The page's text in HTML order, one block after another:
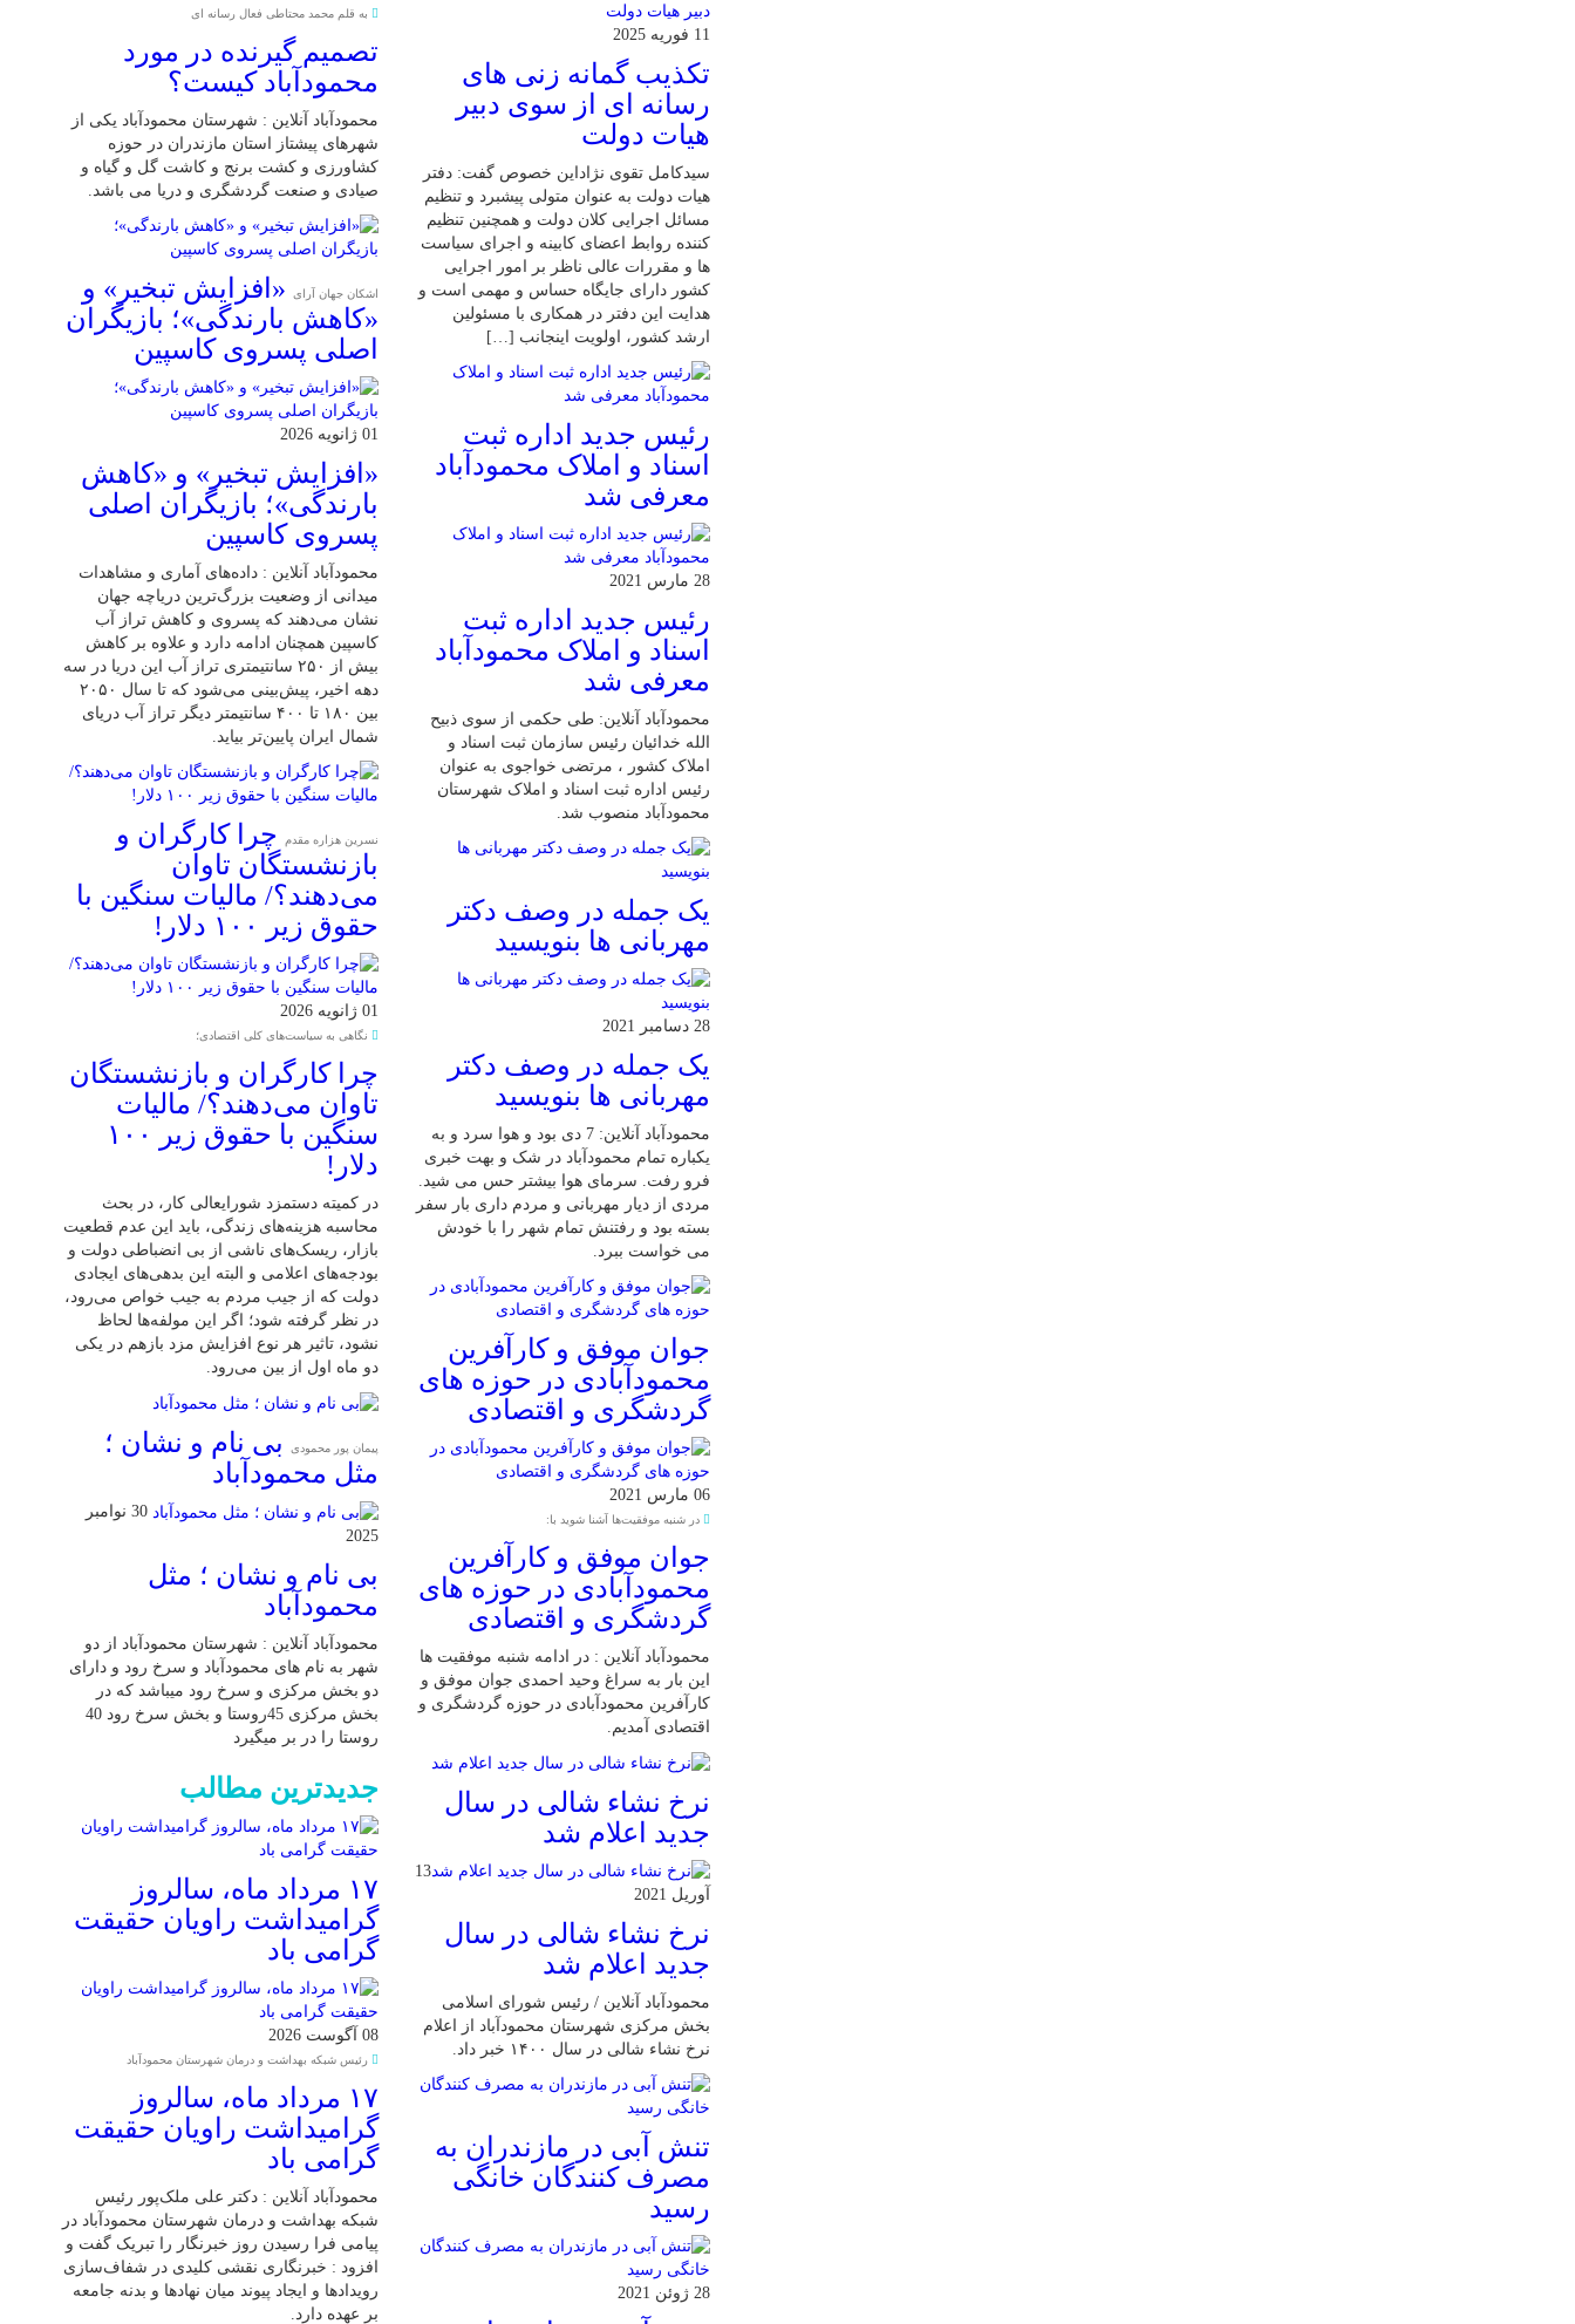
11 فوریه 2025
تکذیب گمانه زنی های
رسانه ای از سوی دبیر
هیات دولت
سیدکامل تقوی نژاداین خصوص گفت: دفتر
هیات دولت به عنوان متولی پیشبرد و تنظیم
مسائل اجرایی کلان دولت و همچنین تنظیم
کننده روابط اعضای کابینه و اجرای سیاست
ها و مقررات عالی ناظر بر امور اجرایی
کشور دارای جایگاه حساس و مهمی است و
هدایت این دفتر در همکاری با مسئولین
ارشد کشور، اولویت اینجانب […]
رئیس جدید اداره ثبت
اسناد و املاک محمودآباد
معرفی شد
28 مارس 2021
رئیس جدید اداره ثبت
اسناد و املاک محمودآباد
معرفی شد
محمودآباد آنلاین: طی حکمی از سوی ذبیح
الله خدائیان رئیس سازمان ثبت اسناد و
املاک کشور ، مرتضی خواجوی به عنوان
رئیس اداره ثبت اسناد و املاک شهرستان
محمودآباد منصوب شد.
یک جمله در وصف دکتر
مهربانی ها بنویسید
28 دسامبر 2021
یک جمله در وصف دکتر
مهربانی ها بنویسید
محمودآباد آنلاین: 7 دی بود و هوا سرد و به
یکباره تمام محمودآباد در شک و بهت خبری
فرو رفت. سرمای هوا بیشتر حس می شید.
مردی از دیار مهربانی و مردم داری بار سفر
بسته بود و رفتنش تمام شهر را با خودش
می خواست ببرد.
جوان موفق و کارآفرین
محمودآبادی در حوزه های
گردشگری و اقتصادی
06 مارس 2021
در شنبه موفقیت‌ها آشنا شوید با:
جوان موفق و کارآفرین
محمودآبادی در حوزه های
گردشگری و اقتصادی
محمودآباد آنلاین : در ادامه شنبه موفقیت ها
این بار به سراغ وحید احمدی جوان موفق و
کارآفرین محمودآبادی در حوزه گردشگری و
اقتصادی آمدیم.
نرخ نشاء شالی در سال
جدید اعلام شد
13
آوریل 2021
نرخ نشاء شالی در سال
جدید اعلام شد
محمودآباد آنلاین / رئیس شورای اسلامی
بخش مرکزی شهرستان محمودآباد از اعلام
نرخ نشاء شالی در سال ۱۴۰۰ خبر داد.
تنش آبی در مازندران به
مصرف كنندگان خانگی
رسيد
28 ژوئن 2021
به قلم محمد محتاطی فعال رسانه ای
تصمیم گیرنده در مورد
محمودآباد کیست؟
محمودآباد آنلاین : شهرستان محمودآباد یکی از
شهرهای پیشتاز استان مازندران در حوزه
کشاورزی و کشت برنج و کاشت گل و گیاه و
صیادی و صنعت گردشگری و دریا می باشد.
اشکان جهان آرای
«افزایش تبخیر» و
«کاهش بارندگی»؛ بازیگران
اصلی پسروی کاسپین
01 ژانویه 2026
«افزایش تبخیر» و «کاهش
بارندگی»؛ بازیگران اصلی
پسروی کاسپین
محمودآباد آنلاین : داده‌های آماری و مشاهدات
میدانی از وضعیت بزرگ‌ترین دریاچه جهان
نشان می‌دهند که پسروی و کاهش تراز آب
کاسپین همچنان ادامه دارد و علاوه بر کاهش
بیش از ۲۵۰ سانتیمتری تراز آب این دریا در سه
دهه اخیر، پیش‌بینی می‌شود که تا سال ۲۰۵۰
بین ۱۸۰ تا ۴۰۰ سانتیمتر دیگر تراز آب دریای
شمال ایران پایین‌تر بیاید.
نسرین هزاره مقدم
چرا کارگران و
بازنشستگان تاوان
می‌دهند؟/ مالیات سنگین با
حقوق زیر ۱۰۰ دلار!
01 ژانویه 2026
نگاهی به سیاست‌های کلی اقتصادی؛
چرا کارگران و بازنشستگان
تاوان می‌دهند؟/ مالیات
سنگین با حقوق زیر ۱۰۰
دلار!
در کمیته دستمزد شورایعالی کار، در بحث
محاسبه هزینه‌های زندگی، باید این عدم قطعیت
بازار، ریسک‌های ناشی از بی انضباطی دولت و
بودجه‌های اعلامی و البته این بدهی‌های ایجادی
دولت که از جیب مردم به جیب خواص می‌رود،
در نظر گرفته شود؛ اگر این مولفه‌ها لحاظ
نشود، تاثیر هر نوع افزایش مزد بازهم در یکی
دو ماه اول از بین می‌رود.
پیمان پور محمودی
بی نام و نشان ؛
مثل محمودآباد
30 نوامبر
2025
بی نام و نشان ؛ مثل
محمودآباد
محمودآباد آنلاین : شهرستان محمودآباد از دو
شهر به نام های محمودآباد و ‌سرخ رود و دارای
دو بخش مرکزی و سرخ رود میباشد که در
بخش مرکزی 45روستا و بخش سرخ رود 40
روستا را در بر میگیرد
جدیدترین مطالب
۱۷ مرداد ماه، سالروز
گرامیداشت راویان حقیقت
گرامی باد
08 آگوست 2026
رئیس شبکه بهداشت و درمان شهرستان محمودآباد
۱۷ مرداد ماه، سالروز
گرامیداشت راویان حقیقت
گرامی باد
محمودآباد آنلاین : دکتر علی ملک‌پور رئیس
شبکه بهداشت و درمان شهرستان محمودآباد در
پیامی فرا رسیدن روز خبرنگار را تبریک گفت و
افزود : خبرنگاری نقشی کلیدی در شفاف‌سازی
رویدادها و ایجاد پیوند میان نهادها و بدنه جامعه
بر عهده دارد.